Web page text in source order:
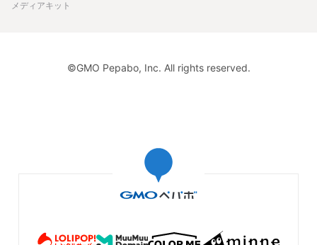
メディアキット
©GMO Pepabo, Inc. All rights reserved.